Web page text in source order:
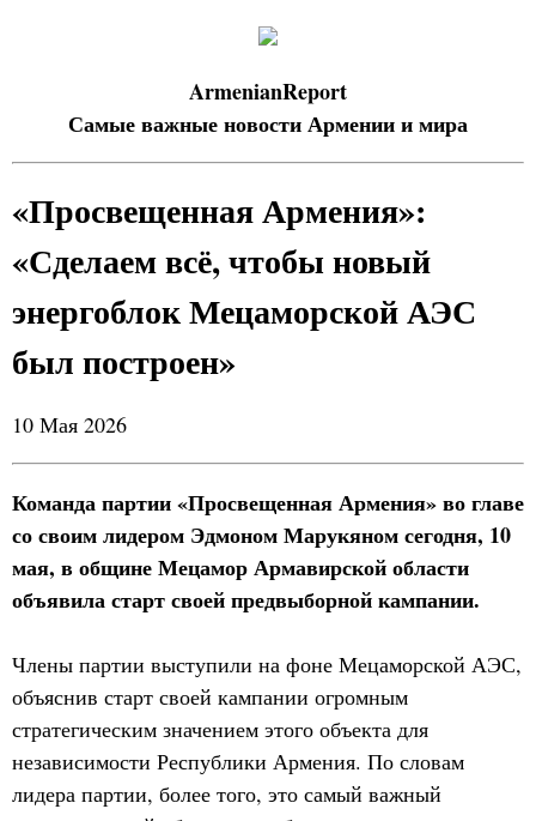
ArmenianReport
Самые важные новости Армении и мира
«Просвещенная Армения»:
«Сделаем всё, чтобы новый
энергоблок Мецаморской АЭС
был построен»
10 Мая 2026
Команда партии «Просвещенная Армения» во главе
со своим лидером Эдмоном Марукяном сегодня, 10
мая, в общине Мецамор Армавирской области
объявила старт своей предвыборной кампании.
Члены партии выступили на фоне Мецаморской АЭС,
объяснив старт своей кампании огромным
стратегическим значением этого объекта для
независимости Республики Армения. По словам
лидера партии, более того, это самый важный